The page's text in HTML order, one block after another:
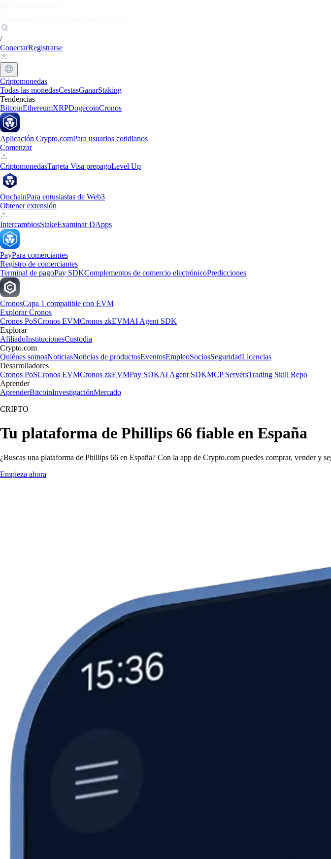
/
ConectarRegistrarse
Criptomonedas
Todas las monedasCestasGanarStaking
Tendencias
BitcoinEthereumXRPDogecoinCronos
Aplicación Crypto.comPara usuarios cotidianos
Comenzar
CriptomonedasTarjeta Visa prepagoLevel Up
OnchainPara entusiastas de Web3
Obtener extensión
IntercambiosStakeExaminar DApps
PayPara comerciantes
Registro de comerciantes
Terminal de pagoPay SDKComplementos de comercio electrónicoPredicciones
CronosCapa 1 compatible con EVM
Explorar Cronos
Cronos PoSCronos EVMCronos zkEVMAI Agent SDK
Explorar
AfiliadoInstitucionesCustodia
Crypto.com
Quiénes somosNoticiasNoticias de productosEventosEmpleoSociosSeguridadLicencias
Desarrolladores
Cronos PoSCronos EVMCronos zkEVMPay SDKAI Agent SDKMCP ServersTrading Skill Repo
Aprender
AprenderBitcoinInvestigaciónMercado
CRIPTO
Tu plataforma de Phillips 66 fiable en España
¿Buscas una plataforma de Phillips 66 en España? Con la app de Crypto.com puedes comprar, vender
Empieza ahora